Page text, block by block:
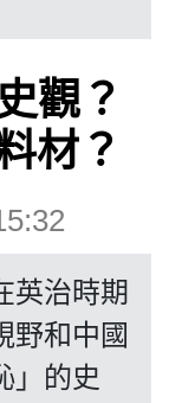
觀？
材？
英治時期
野和中國
」的史